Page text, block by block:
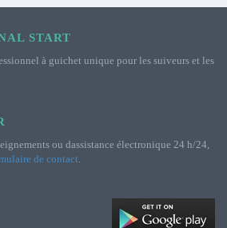
START
à guichet unique pour les suiveurs et les
ou dassistance électronique 24 h/24,
de contact.